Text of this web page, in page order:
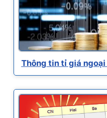
Thông tin tỉ giá